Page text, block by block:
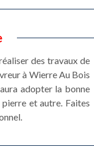
des travaux de
à Wierre Au Bois
adopter la bonne
pierre et autre. Faites